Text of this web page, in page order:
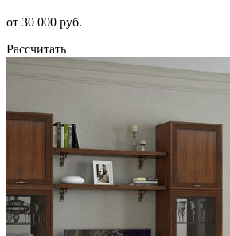
от 30 000 руб.
Рассчитать